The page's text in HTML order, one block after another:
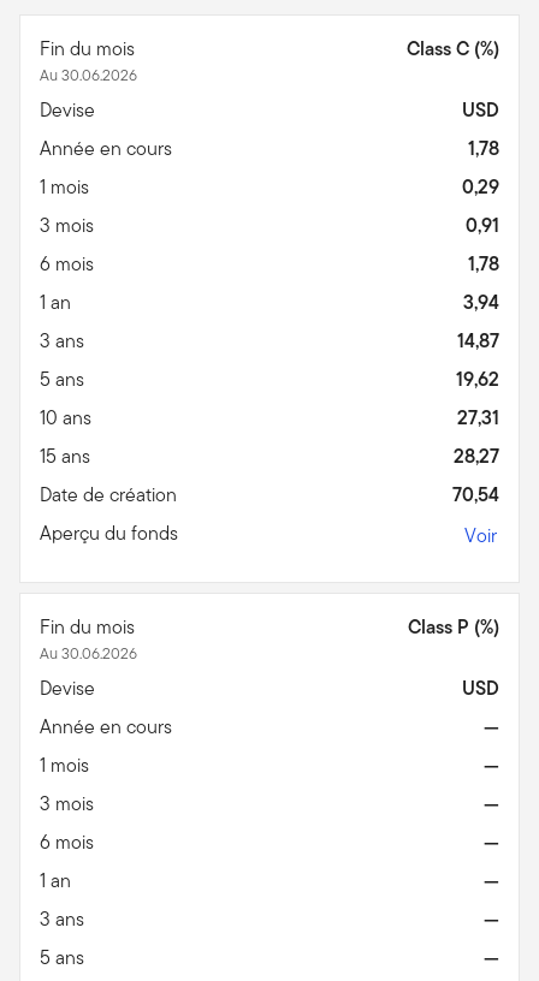
Fin du mois
Au 30.06.2026
Class C (%)
Devise
USD
Année en cours
1,78
1 mois
0,29
3 mois
0,91
6 mois
1,78
1 an
3,94
3 ans
14,87
5 ans
19,62
10 ans
27,31
15 ans
28,27
Date de création
70,54
Aperçu du fonds
Voir
Fin du mois
Au 30.06.2026
Class P (%)
Devise
USD
Année en cours
—
1 mois
—
3 mois
—
6 mois
—
1 an
—
3 ans
—
5 ans
—